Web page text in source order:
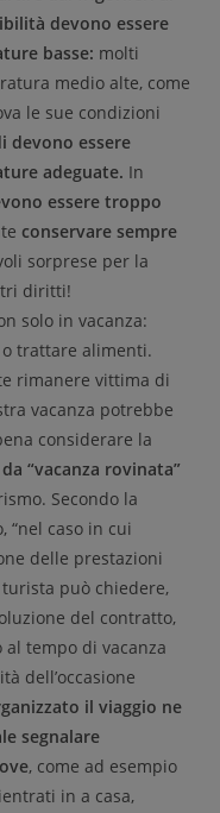
devono essere
basse: molti
medio alte, come
le sue condizioni
devono essere
adeguate. In
essere troppo
conservare sempre
sorprese per la
diritti!
solo in vacanza:
trattare alimenti.
rimanere vittima di
vacanza potrebbe
considerare la
“vacanza rovinata”
Secondo la
“nel caso in cui
delle prestazioni
può chiedere,
del contratto,
tempo di vacanza
dell’occasione
il viaggio ne
segnalare
, come ad esempio
in a casa,